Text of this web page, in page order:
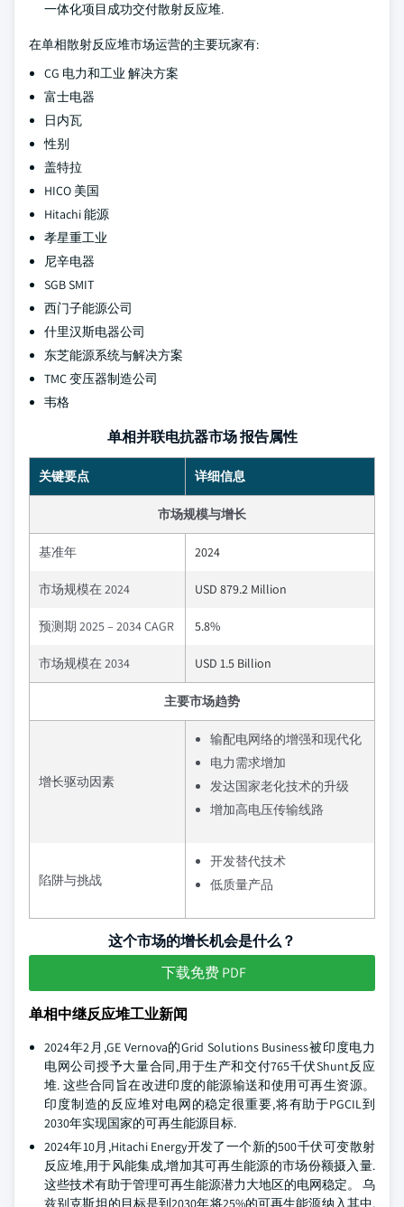
一体化项目成功交付散射反应堆.
在单相散射反应堆市场运营的主要玩家有:
CG 电力和工业 解决方案
富士电器
日内瓦
性别
盖特拉
HICO 美国
Hitachi 能源
孝星重工业
尼辛电器
SGB SMIT
西门子能源公司
什里汉斯电器公司
东芝能源系统与解决方案
TMC 变压器制造公司
韦格
单相并联电抗器市场 报告属性
关键要点 详细信息
市场规模与增长
基准年 2024
市场规模在 2024 USD 879.2 Million
预测期 2025 – 2034 CAGR 5.8%
市场规模在 2034 USD 1.5 Billion
主要市场趋势
增长驱动因素
输配电网络的增强和现代化
电力需求增加
发达国家老化技术的升级
增加高电压传输线路
陷阱与挑战
开发替代技术
低质量产品
这个市场的增长机会是什么？
下载免费 PDF
单相中继反应堆工业新闻
2024年2月,GE Vernova的Grid Solutions Business被印度电力
电网公司授予大量合同,用于生产和交付765千伏Shunt反应
堆. 这些合同旨在改进印度的能源输送和使用可再生资源。
印度制造的反应堆对电网的稳定很重要,将有助于PGCIL到
2030年实现国家的可再生能源目标.
2024年10月,Hitachi Energy开发了一个新的500千伏可变散射
反应堆,用于风能集成,增加其可再生能源的市场份额摄入量.
这些技术有助于管理可再生能源潜力大地区的电网稳定。 乌
兹别克斯坦的目标是到2030年将25%的可再生能源纳入其中,